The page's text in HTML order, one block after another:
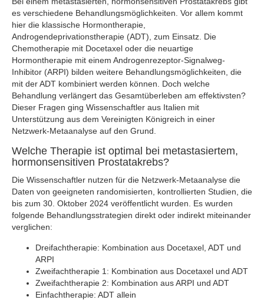
es verschiedene Behandlungsmöglichkeiten. Vor allem kommt
hier die klassische Hormontherapie,
Androgendeprivationstherapie (ADT), zum Einsatz. Die
Chemotherapie mit Docetaxel oder die neuartige
Hormontherapie mit einem Androgenrezeptor-Signalweg-
Inhibitor (ARPI) bilden weitere Behandlungsmöglichkeiten, die
mit der ADT kombiniert werden können. Doch welche
Behandlung verlängert das Gesamtüberleben am effektivsten?
Dieser Fragen ging Wissenschaftler aus Italien mit
Unterstützung aus dem Vereinigten Königreich in einer
Netzwerk-Metaanalyse auf den Grund.
Welche Therapie ist optimal bei metastasiertem,
hormonsensitiven Prostatakrebs?
Die Wissenschaftler nutzen für die Netzwerk-Metaanalyse die
Daten von geeigneten randomisierten, kontrollierten Studien, die
bis zum 30. Oktober 2024 veröffentlicht wurden. Es wurden
folgende Behandlungsstrategien direkt oder indirekt miteinander
verglichen:
Dreifachtherapie: Kombination aus Docetaxel, ADT und
ARPI
Zweifachtherapie 1: Kombination aus Docetaxel und ADT
Zweifachtherapie 2: Kombination aus ARPI und ADT
Einfachtherapie: ADT allein